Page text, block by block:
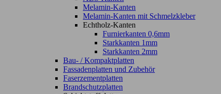
Melamin-Kanten
Melamin-Kanten mit Schmelzkleber
Echtholz-Kanten
Furnierkanten 0,6mm
Starkkanten 1mm
Starkkanten 2mm
Bau- / Kompaktplatten
Fassadenplatten und Zubehör
Faserzementplatten
Brandschutzplatten